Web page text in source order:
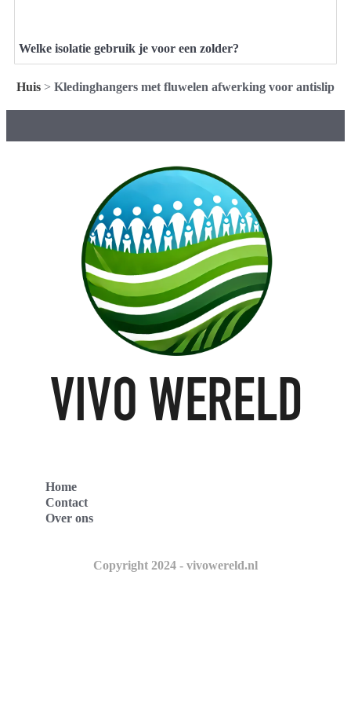
Welke isolatie gebruik je voor een zolder?
Huis > Kledinghangers met fluwelen afwerking voor antislip
Home
Contact
Over ons
Copyright 2024 - vivowereld.nl